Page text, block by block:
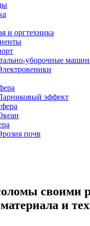
и оргтехника
уборочные
эффект
почв
своими
и